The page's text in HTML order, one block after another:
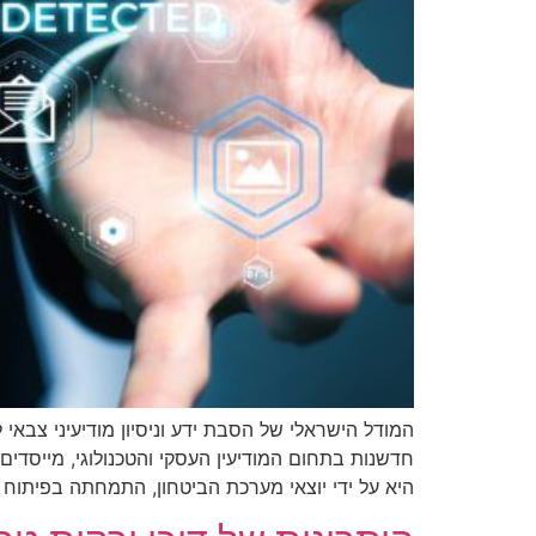
היא על ידי יוצאי מערכת הביטחון, התמחתה